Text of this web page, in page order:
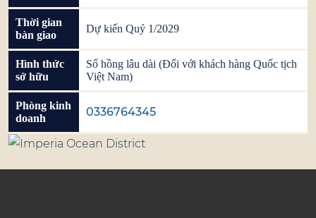
Thời gian
bàn giao
Dự kiến Quý 1/2029
Hình thức
sở hữu
Sổ hồng lâu dài (Đối với khách hàng Quốc tịch
Việt Nam)
Phòng kinh
doanh
0336764345